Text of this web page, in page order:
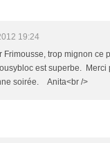
19:24
Frimousse, trop mignon ce
est superbe. Merci
soirée. Anita<br />